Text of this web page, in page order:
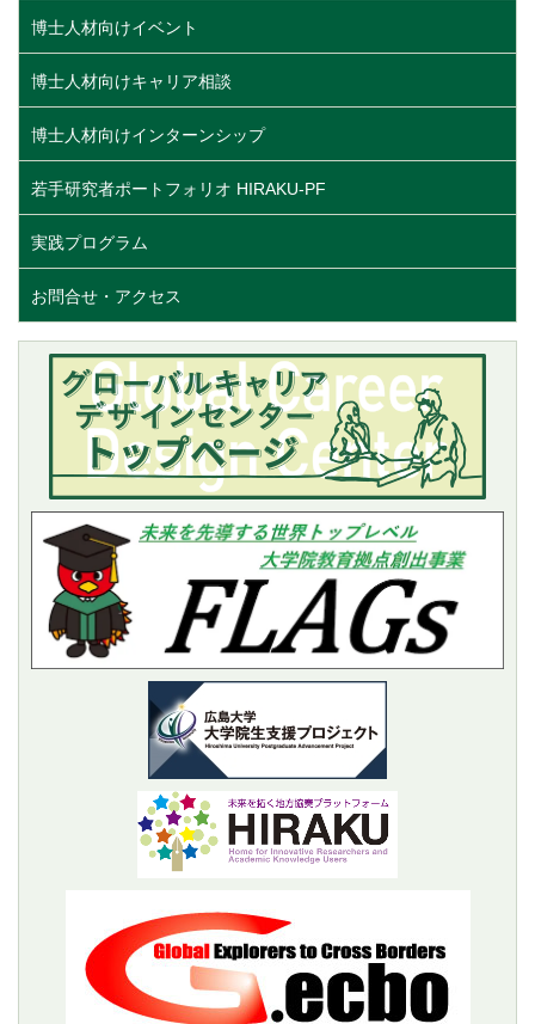
博士人材向けイベント
博士人材向けキャリア相談
博士人材向けインターンシップ
若手研究者ポートフォリオ HIRAKU-PF
実践プログラム
お問合せ・アクセス